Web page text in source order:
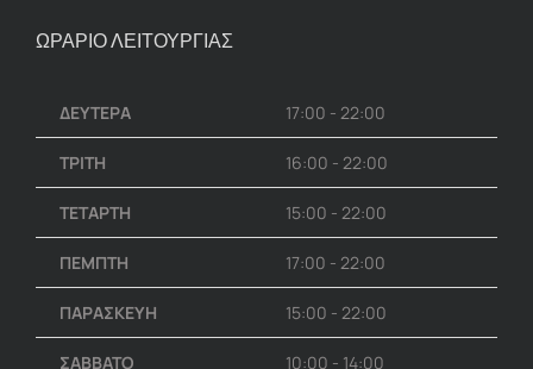
ΩΡΑΡΙΟ ΛΕΙΤΟΥΡΓΙΑΣ
ΔΕΥΤΕΡΑ 17:00 - 22:00
ΤΡΙΤΗ 16:00 - 22:00
ΤΕΤΑΡΤΗ 15:00 - 22:00
ΠΕΜΠΤΗ 17:00 - 22:00
ΠΑΡΑΣΚΕΥΗ 15:00 - 22:00
ΣΑΒΒΑΤΟ 10:00 - 14:00